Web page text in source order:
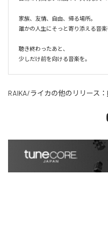
家族、友情、自由、帰る場所。
誰かの人生にそっと寄り添える音楽
聴き終わったあと、
少しだけ前を向ける音楽を。
RAIKA/ライカの他のリリース：